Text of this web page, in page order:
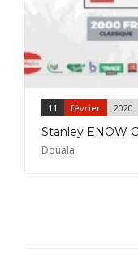
11 février 2020
Douala